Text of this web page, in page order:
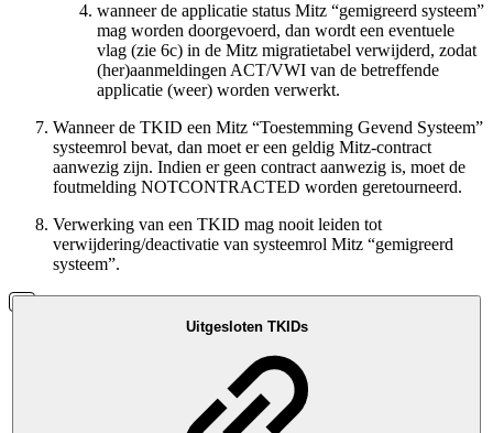
wanneer de applicatie status Mitz “gemigreerd systeem”
mag worden doorgevoerd, dan wordt een eventuele
vlag (zie 6c) in de Mitz migratietabel verwijderd, zodat
(her)aanmeldingen ACT/VWI van de betreffende
applicatie (weer) worden verwerkt.
Wanneer de TKID een Mitz “Toestemming Gevend Systeem”
systeemrol bevat, dan moet er een geldig Mitz-contract
aanwezig zijn. Indien er geen contract aanwezig is, moet de
foutmelding NOTCONTRACTED worden geretourneerd.
Verwerking van een TKID mag nooit leiden tot
verwijdering/deactivatie van systeemrol Mitz “gemigreerd
systeem”.
Uitgesloten TKIDs